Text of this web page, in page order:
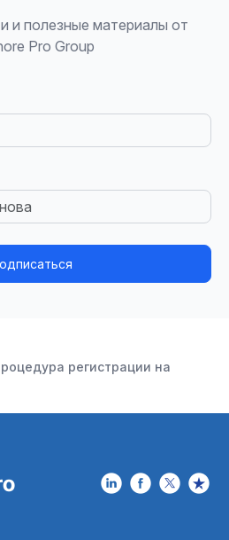
и полезные материалы от
Pro Group
регистрации на